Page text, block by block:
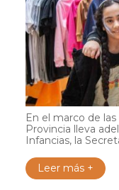
En el marco de
Provincia lleva
Infancias, la
Leer más +